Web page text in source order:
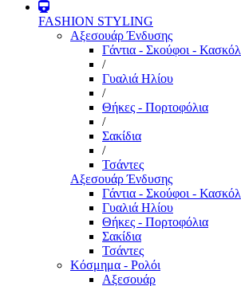
FASHION STYLING
Αξεσουάρ Ένδυσης
Γάντια - Σκούφοι - Κασκόλ
/
Γυαλιά Ηλίου
/
Θήκες - Πορτοφόλια
/
Σακίδια
/
Τσάντες
Αξεσουάρ Ένδυσης
Γάντια - Σκούφοι - Κασκόλ
Γυαλιά Ηλίου
Θήκες - Πορτοφόλια
Σακίδια
Τσάντες
Κόσμημα - Ρολόι
Αξεσουάρ